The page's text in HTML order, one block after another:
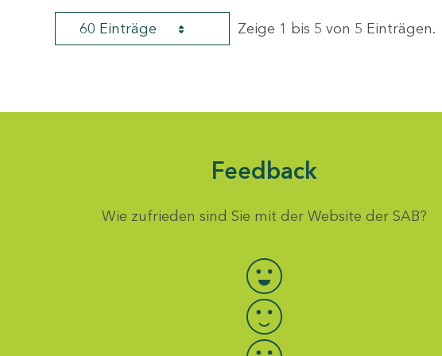
60 Einträge Zeige 1 bis 5 von 5 Einträgen.
Feedback
Wie zufrieden sind Sie mit der Website der SAB?
Bewertung auswählen